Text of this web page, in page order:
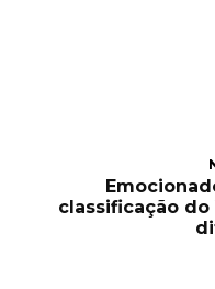
classificação do